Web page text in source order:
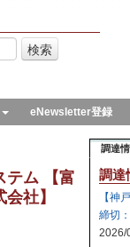
eNewsletter登録
テム 【富
社】
調達
調達
【神
締切
2026/